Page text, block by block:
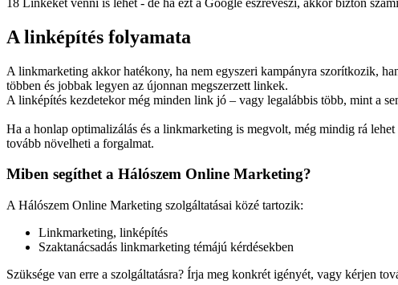
A linképítés folyamata
A linkmarketing akkor hatékony, ha nem egyszeri kampányra szorítkozik,
többen és jobbak legyen az újonnan megszerzett linkek.
A linképítés kezdetekor még minden link jó – vagy legalábbis több, mint a
Ha a honlap optimalizálás és a linkmarketing is megvolt, még mindig rá
tovább növelheti a forgalmat.
Miben segíthet a Hálószem Online Marketing?
A Hálószem Online Marketing szolgáltatásai közé tartozik:
Linkmarketing, linképítés
Szaktanácsadás linkmarketing témájú kérdésekben
Szüksége van erre a szolgáltatásra? Írja meg konkrét igényét, vagy kérjen